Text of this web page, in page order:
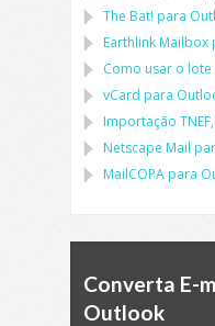
The Bat! para
Earthlink Mailbox
Como usar o
vCard para
Importação
Netscape Mail
MailCOPA para
Converta E-
Outlook